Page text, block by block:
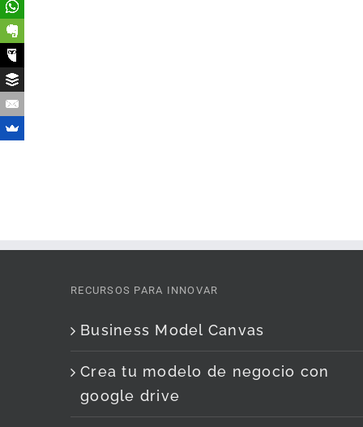
RECURSOS PARA INNOVAR
Business Model Canvas
Crea tu modelo de negocio con
google drive